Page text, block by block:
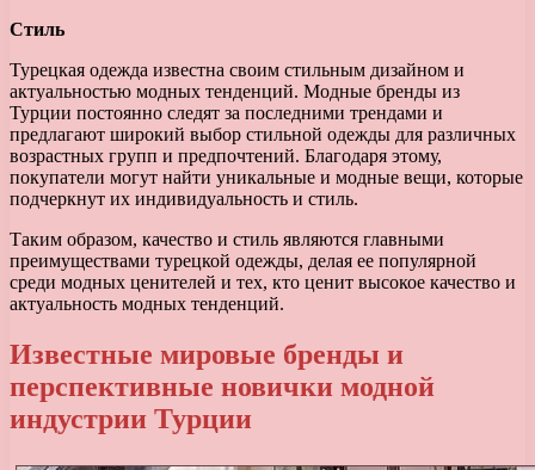
Стиль
Турецкая одежда известна своим стильным дизайном и
актуальностью модных тенденций. Модные бренды из
Турции постоянно следят за последними трендами и
предлагают широкий выбор стильной одежды для различных
возрастных групп и предпочтений. Благодаря этому,
покупатели могут найти уникальные и модные вещи, которые
подчеркнут их индивидуальность и стиль.
Таким образом, качество и стиль являются главными
преимуществами турецкой одежды, делая ее популярной
среди модных ценителей и тех, кто ценит высокое качество и
актуальность модных тенденций.
Известные мировые бренды и
перспективные новички модной
индустрии Турции